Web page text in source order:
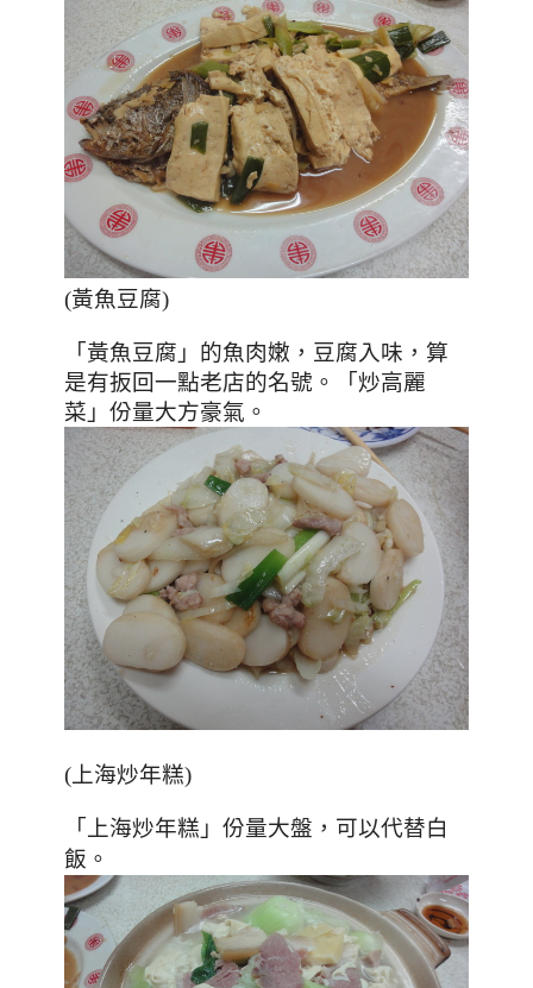
(黃魚豆腐)
「黃魚豆腐」的魚肉嫩，豆腐入味，算
是有扳回一點老店的名號。「炒高麗
菜」份量大方豪氣。
(上海炒年糕)
「上海炒年糕」份量大盤，可以代替白
飯。